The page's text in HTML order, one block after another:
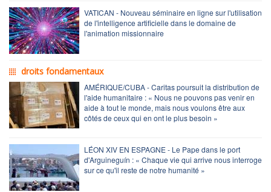
VATICAN - Nouveau séminaire en ligne sur l'utilisation
de l'intelligence artificielle dans le domaine de
l'animation missionnaire
droits fondamentaux
AMÉRIQUE/CUBA - Caritas poursuit la distribution de
l'aide humanitaire : « Nous ne pouvons pas venir en
aide à tout le monde, mais nous voulons être aux
côtés de ceux qui en ont le plus besoin »
LÉON XIV EN ESPAGNE - Le Pape dans le port
d'Arguineguín : « Chaque vie qui arrive nous interroge
sur ce qu'il reste de notre humanité »